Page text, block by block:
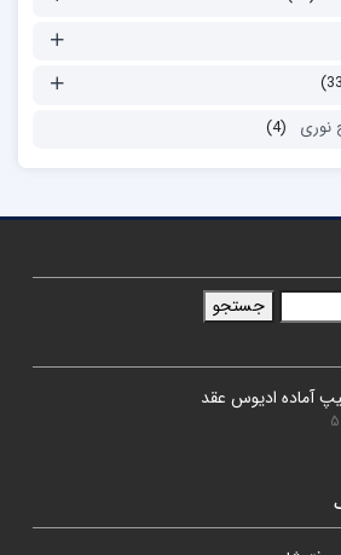
نوری
(4)
جستجو